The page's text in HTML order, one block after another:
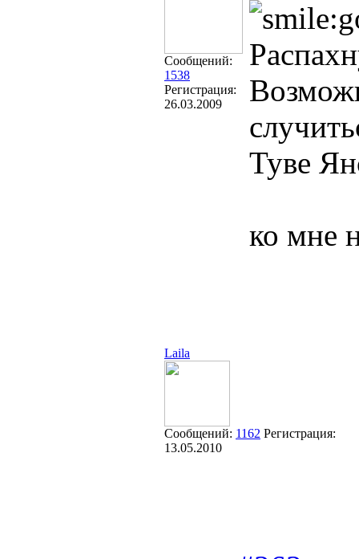
Сообщений:
1538
Регистрация:
26.03.2009
Туве
ко мне
Laila
Сообщений: 1162 Регистрация:
13.05.2010